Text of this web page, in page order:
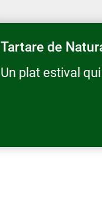
Tartare de
Un plat estival